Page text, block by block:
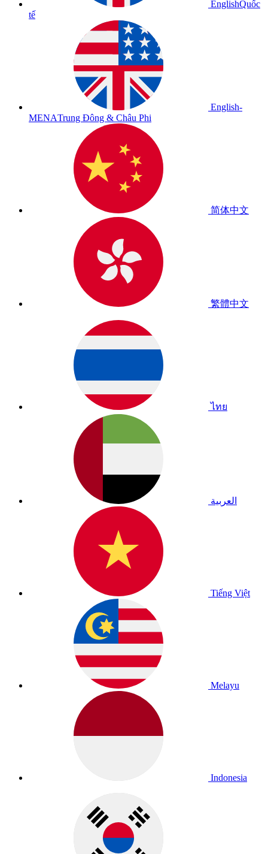
EnglishQuốc
tế
English-
MENATrung Đông & Châu Phi
简体中文
繁體中文
ไทย
العربية
Tiếng Việt
Melayu
Indonesia